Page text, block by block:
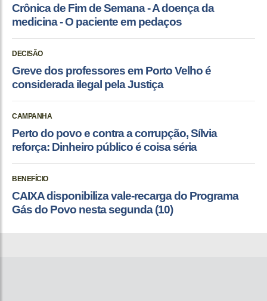
Crônica de Fim de Semana - A doença da
medicina - O paciente em pedaços
DECISÃO
Greve dos professores em Porto Velho é
considerada ilegal pela Justiça
CAMPANHA
Perto do povo e contra a corrupção, Sílvia
reforça: Dinheiro público é coisa séria
BENEFÍCIO
CAIXA disponibiliza vale-recarga do Programa
Gás do Povo nesta segunda (10)